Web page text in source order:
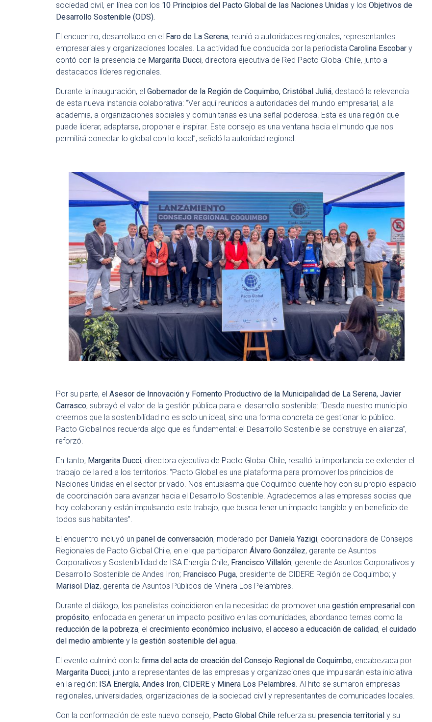
sociedad civil, en línea con los 10 Principios del Pacto Global de las Naciones Unidas y los Objetivos de
Desarrollo Sostenible (ODS).
El encuentro, desarrollado en el Faro de La Serena, reunió a autoridades regionales, representantes
empresariales y organizaciones locales. La actividad fue conducida por la periodista Carolina Escobar y
contó con la presencia de Margarita Ducci, directora ejecutiva de Red Pacto Global Chile, junto a
destacados líderes regionales.
Durante la inauguración, el Gobernador de la Región de Coquimbo, Cristóbal Juliá, destacó la relevancia
de esta nueva instancia colaborativa: “Ver aquí reunidos a autoridades del mundo empresarial, a la
academia, a organizaciones sociales y comunitarias es una señal poderosa. Esta es una región que
puede liderar, adaptarse, proponer e inspirar. Este consejo es una ventana hacia el mundo que nos
permitirá conectar lo global con lo local”, señaló la autoridad regional.
Por su parte, el Asesor de Innovación y Fomento Productivo de la Municipalidad de La Serena, Javier
Carrasco, subrayó el valor de la gestión pública para el desarrollo sostenible: “Desde nuestro municipio
creemos que la sostenibilidad no es solo un ideal, sino una forma concreta de gestionar lo público.
Pacto Global nos recuerda algo que es fundamental: el Desarrollo Sostenible se construye en alianza”,
reforzó.
En tanto, Margarita Ducci, directora ejecutiva de Pacto Global Chile, resaltó la importancia de extender el
trabajo de la red a los territorios: “Pacto Global es una plataforma para promover los principios de
Naciones Unidas en el sector privado. Nos entusiasma que Coquimbo cuente hoy con su propio espacio
de coordinación para avanzar hacia el Desarrollo Sostenible. Agradecemos a las empresas socias que
hoy colaboran y están impulsando este trabajo, que busca tener un impacto tangible y en beneficio de
todos sus habitantes”.
El encuentro incluyó un panel de conversación, moderado por Daniela Yazigi, coordinadora de Consejos
Regionales de Pacto Global Chile, en el que participaron Álvaro González, gerente de Asuntos
Corporativos y Sostenibilidad de ISA Energía Chile; Francisco Villalón, gerente de Asuntos Corporativos y
Desarrollo Sostenible de Andes Iron; Francisco Puga, presidente de CIDERE Región de Coquimbo; y
Marisol Díaz, gerenta de Asuntos Públicos de Minera Los Pelambres.
Durante el diálogo, los panelistas coincidieron en la necesidad de promover una gestión empresarial con
propósito, enfocada en generar un impacto positivo en las comunidades, abordando temas como la
reducción de la pobreza, el crecimiento económico inclusivo, el acceso a educación de calidad, el cuidado
del medio ambiente y la gestión sostenible del agua.
El evento culminó con la firma del acta de creación del Consejo Regional de Coquimbo, encabezada por
Margarita Ducci, junto a representantes de las empresas y organizaciones que impulsarán esta iniciativa
en la región: ISA Energía, Andes Iron, CIDERE y Minera Los Pelambres. Al hito se sumaron empresas
regionales, universidades, organizaciones de la sociedad civil y representantes de comunidades locales.
Con la conformación de este nuevo consejo, Pacto Global Chile refuerza su presencia territorial y su